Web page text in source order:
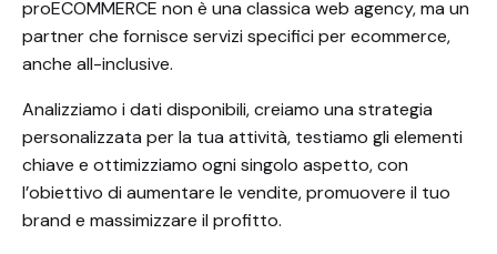
proECOMMERCE non è una classica web agency, ma un
partner che fornisce servizi specifici per ecommerce,
anche all-inclusive.
Analizziamo i dati disponibili, creiamo una strategia
personalizzata per la tua attività, testiamo gli elementi
chiave e ottimizziamo ogni singolo aspetto, con
l’obiettivo di aumentare le vendite, promuovere il tuo
brand e massimizzare il profitto.